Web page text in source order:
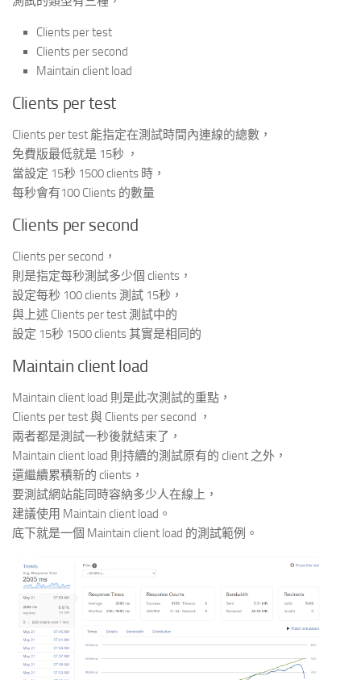
Clients per test
Clients per second
Maintain client load
Clients per test
Clients per test 能指定在測試時間內連線的總數，
免費版最低就是 15秒 ，
當設定 15秒 1500 clients 時，
每秒會有100 Clients 的數量
Clients per second
Clients per second，
則是指定每秒測試多少個 clients，
設定每秒 100 clients 測試 15秒，
與上述 Clients per test 測試中的
設定 15秒 1500 clients 其實是相同的
Maintain client load
Maintain client load 則是此次測試的重點，
Clients per test 與 Clients per second ，
兩者都是測試一秒後就結束了，
Maintain client load 則持續的測試原有的 client 之外，
還繼續累積新的 clients，
要測試網站能同時容納多少人在線上，
建議使用 Maintain client load。
底下就是一個 Maintain client load 的測試範例。